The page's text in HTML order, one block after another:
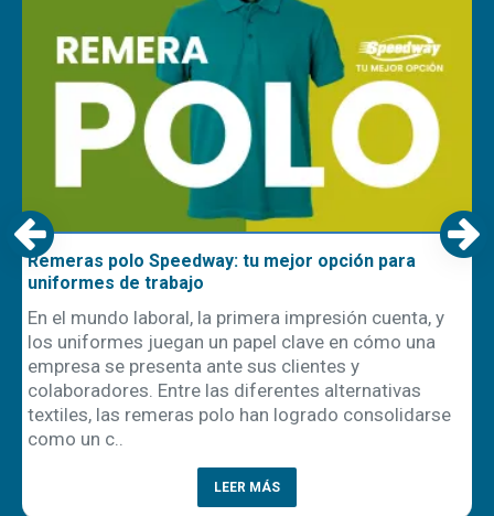
Remeras polo Speedway: tu mejor opción para
uniformes de trabajo
En el mundo laboral, la primera impresión cuenta, y
los uniformes juegan un papel clave en cómo una
empresa se presenta ante sus clientes y
colaboradores. Entre las diferentes alternativas
textiles, las remeras polo han logrado consolidarse
como un c..
LEER MÁS